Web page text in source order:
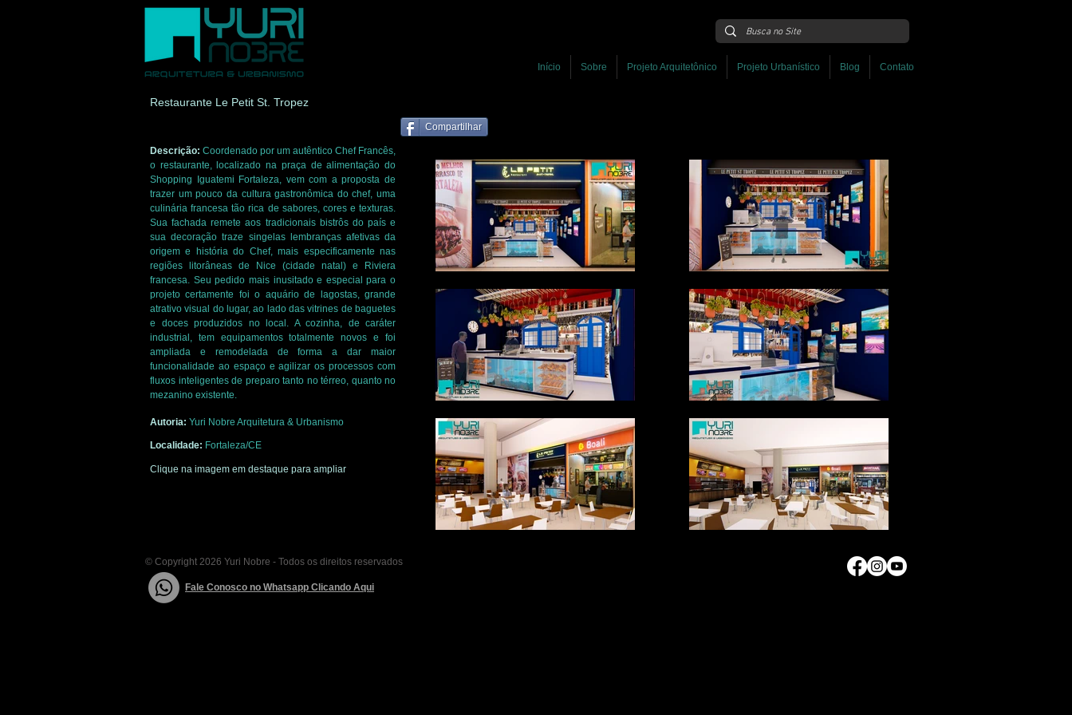
Início Sobre Projeto Arquitetônico Projeto Urbanístico Blog Contato
Restaurante Le Petit St. Tropez
Descrição: Coordenado por um autêntico Chef Francês,
o restaurante, localizado na praça de alimentação do
Shopping Iguatemi Fortaleza, vem com a proposta de
trazer um pouco da cultura gastronômica do chef, uma
culinária francesa tão rica de sabores, cores e texturas.
Sua fachada remete aos tradicionais bistrôs do país e
sua decoração traze singelas lembranças afetivas da
origem e história do Chef, mais especificamente nas
regiões litorâneas de Nice (cidade natal) e Riviera
francesa. Seu pedido mais inusitado e especial para o
projeto certamente foi o aquário de lagostas, grande
atrativo visual do lugar, ao lado das vitrines de baguetes
e doces produzidos no local. A cozinha, de caráter
industrial, tem equipamentos totalmente novos e foi
ampliada e remodelada de forma a dar maior
funcionalidade ao espaço e agilizar os processos com
fluxos inteligentes de preparo tanto no térreo, quanto no
mezanino existente.
Autoria: Yuri Nobre Arquitetura & Urbanismo
Localidade: Fortaleza/CE
Clique na imagem em destaque para ampliar
Compartilhar
© Copyright 2026 Yuri Nobre - Todos os direitos reservados
Fale Conosco no Whatsapp Clicando Aqui